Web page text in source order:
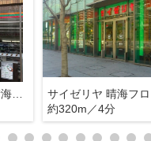
セブンイレブン 晴海2丁目店
約320m／4分